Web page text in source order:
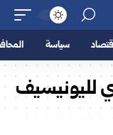
سياسة
لليونيسيف